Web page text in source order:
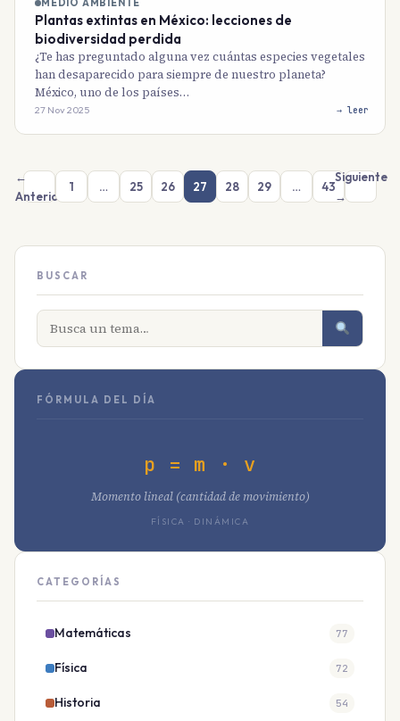
MEDIO AMBIENTE
Plantas extintas en México: lecciones de
biodiversidad perdida
¿Te has preguntado alguna vez cuántas especies vegetales
han desaparecido para siempre de nuestro planeta?
México, uno de los países…
27 Nov 2025 → leer
←
Anterior
1 … 25 26 27 28 29 … 43
Siguiente
→
BUSCAR
FÓRMULA DEL DÍA
p = m · v
Momento lineal (cantidad de movimiento)
FÍSICA · DINÁMICA
CATEGORÍAS
Matemáticas 77
Física 72
Historia 54